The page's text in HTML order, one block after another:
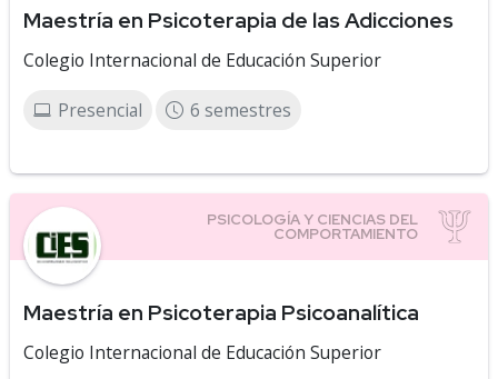
Maestría en Psicoterapia de las Adicciones
Colegio Internacional de Educación Superior
Presencial 6 semestres
Maestría en Psicoterapia Psicoanalítica
Colegio Internacional de Educación Superior